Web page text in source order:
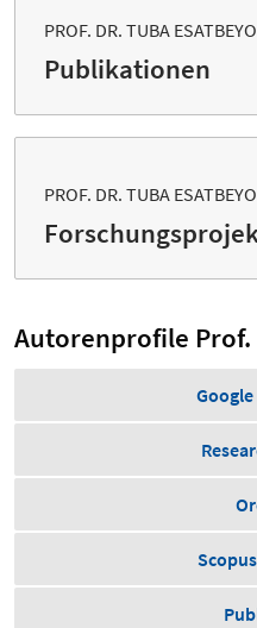
PROF. DR. TUBA
Publikationen
PROF. DR. TUBA
Autorenprofile Prof.